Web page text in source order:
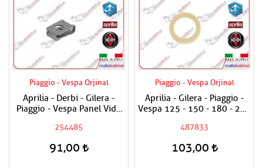
Piaggio - Vespa Orjinal
Aprilia - Derbi - Gilera -
Piaggio - Vespa Panel Vida
254485
91,00
Piaggio - Vespa Orjinal
Aprilia - Gilera - Piaggio -
Vespa 125 - 150 - 180 - 200
Ağırlık Plastiği
487833
103,00